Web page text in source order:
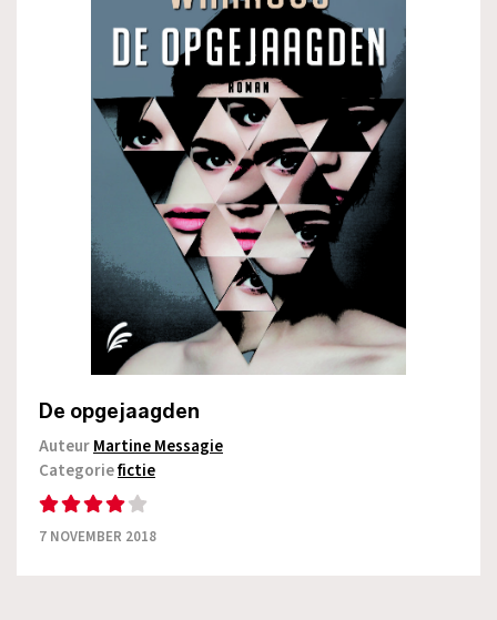
De opgejaagden
AuteurMartine Messagie
Categoriefictie
7 NOVEMBER 2018